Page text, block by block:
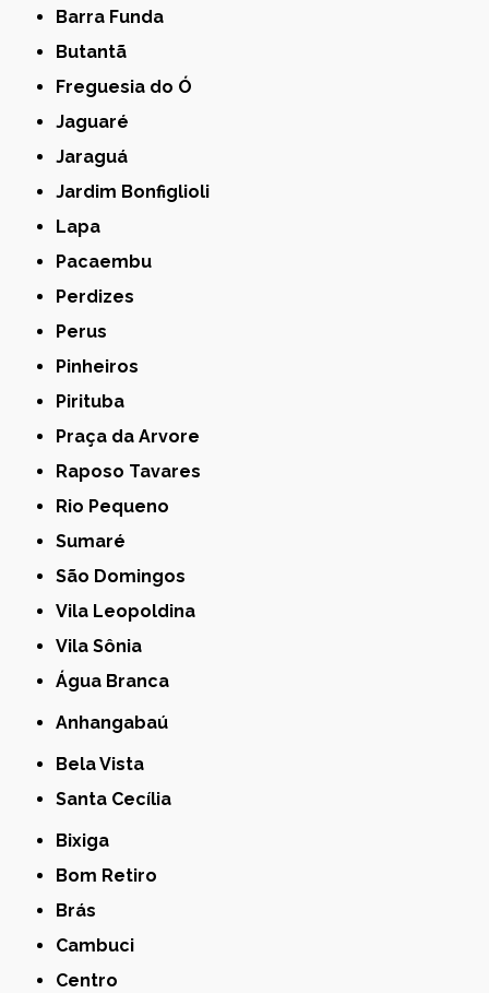
Barra Funda
Butantã
Freguesia do Ó
Jaguaré
Jaraguá
Jardim Bonfiglioli
Lapa
Pacaembu
Perdizes
Perus
Pinheiros
Pirituba
Praça da Arvore
Raposo Tavares
Rio Pequeno
Sumaré
São Domingos
Vila Leopoldina
Vila Sônia
Água Branca
Anhangabaú
Bela Vista
Santa Cecília
Bixiga
Bom Retiro
Brás
Cambuci
Centro